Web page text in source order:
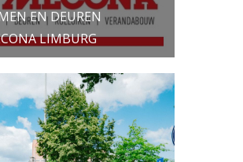
EN DEUREN
LIMBURG